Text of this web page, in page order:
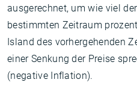
ausgerechnet, um wie viel
bestimmten Zeitraum
Island des vorhergehenden
einer Senkung der Preise
(negative Inflation).